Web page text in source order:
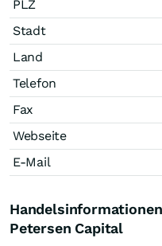
PLZ
Stadt
Land
Telefon
Fax
Webseite
E-Mail
Petersen Capital